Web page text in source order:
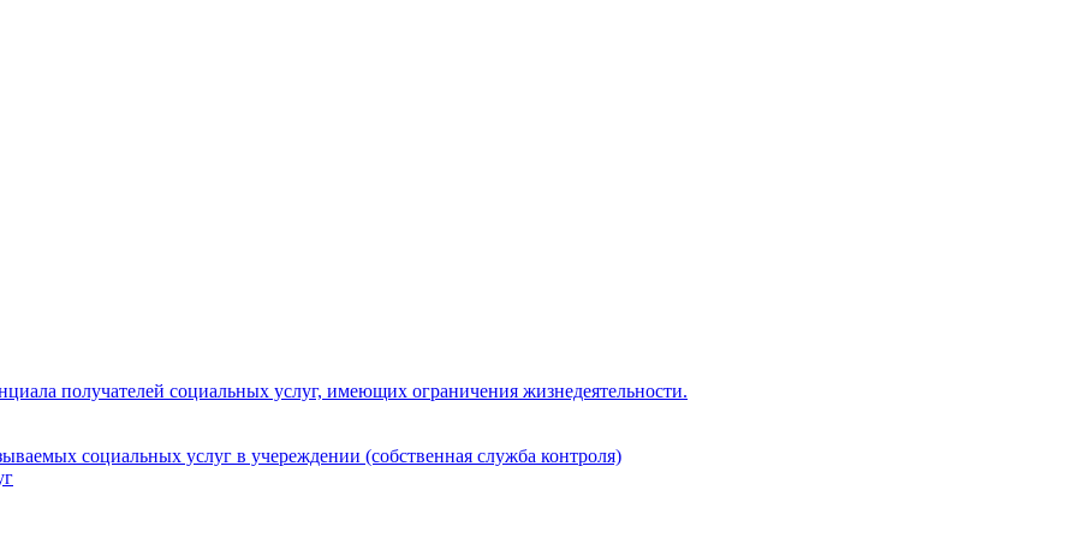
получателей социальных услуг, имеющих ограничения жизнедеятельности.
социальных услуг в учереждении (собственная служба контроля)